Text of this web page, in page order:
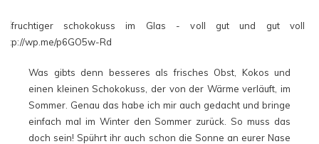
Was gibts denn besseres als frisches Obst, Kokos und
einen kleinen Schokokuss, der von der Wärme verläuft, im
Sommer. Genau das habe ich mir auch gedacht und bringe
einfach mal im Winter den Sommer zurück. So muss das
doch sein! Spührt ihr auch schon die Sonne an eurer Nase